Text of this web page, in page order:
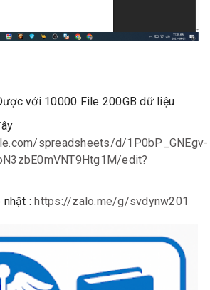
với 10000 File 200GB dữ liệu
spreadsheets/d/1P0bP_GNEgv-
edit?
nhật :https://zalo.me/g/svdynw201